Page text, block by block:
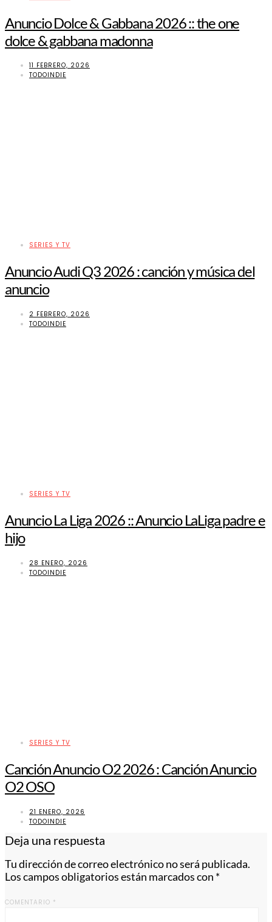
Anuncio Dolce & Gabbana 2026 :: the one
dolce & gabbana madonna
11 FEBRERO, 2026
TODOINDIE
SERIES Y TV
Anuncio Audi Q3 2026 : canción y música del
anuncio
2 FEBRERO, 2026
TODOINDIE
SERIES Y TV
Anuncio La Liga 2026 :: Anuncio LaLiga padre e
hijo
28 ENERO, 2026
TODOINDIE
SERIES Y TV
Canción Anuncio O2 2026 : Canción Anuncio
O2 OSO
21 ENERO, 2026
TODOINDIE
Deja una respuesta
Tu dirección de correo electrónico no será publicada.
Los campos obligatorios están marcados con *
COMENTARIO *